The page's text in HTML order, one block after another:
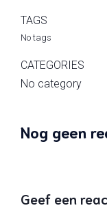
TAGS
No tags
CATEGORIES
No category
Nog geen
Geef een